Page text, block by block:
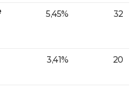
5,45% 32
3,41% 20